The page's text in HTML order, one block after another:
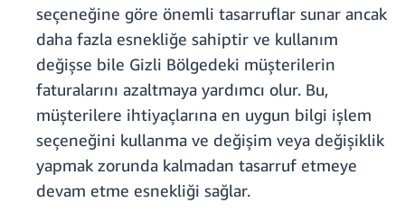
seçeneğine göre önemli tasarruflar sunar ancak
daha fazla esnekliğe sahiptir ve kullanım
değişse bile Gizli Bölgedeki müşterilerin
faturalarını azaltmaya yardımcı olur. Bu,
müşterilere ihtiyaçlarına en uygun bilgi işlem
seçeneğini kullanma ve değişim veya değişiklik
yapmak zorunda kalmadan tasarruf etmeye
devam etme esnekliği sağlar.